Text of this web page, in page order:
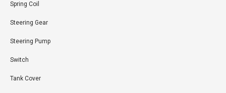
Spring Coil
Steering Gear
Steering Pump
Switch
Tank Cover